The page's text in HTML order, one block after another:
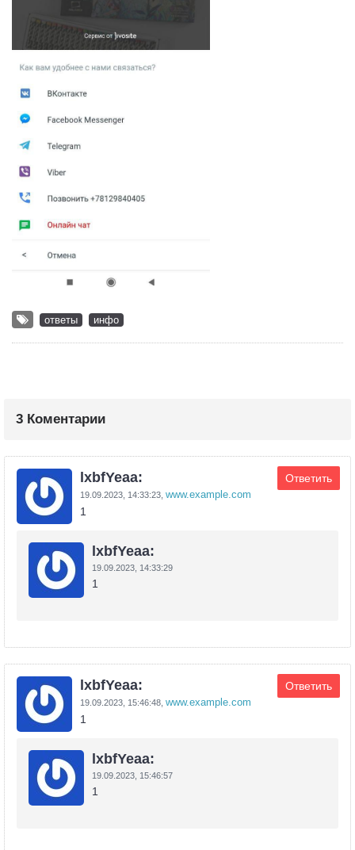
ответы инфо
3 Коментарии
lxbfYeaa:
19.09.2023, 14:33:23 www.example.com
Ответить
1
lxbfYeaa:
19.09.2023, 14:33:29
1
lxbfYeaa:
19.09.2023, 15:46:48 www.example.com
Ответить
1
lxbfYeaa:
19.09.2023, 15:46:57
1